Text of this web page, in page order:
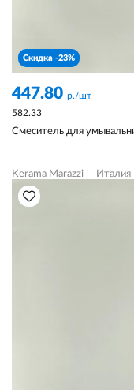
Скидка -23%
447.80 р./шт
582.33
Смеситель для
Kerama Marazzi Италия